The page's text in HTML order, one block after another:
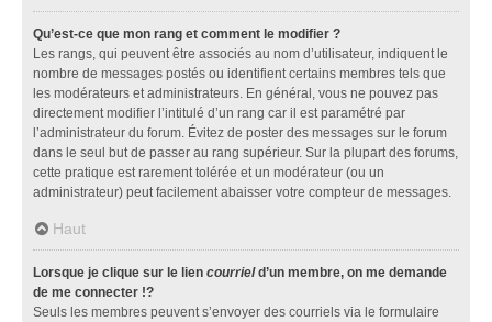
Qu’est-ce que mon rang et comment le modifier ?
Les rangs, qui peuvent être associés au nom d’utilisateur, indiquent le
nombre de messages postés ou identifient certains membres tels que
les modérateurs et administrateurs. En général, vous ne pouvez pas
directement modifier l’intitulé d’un rang car il est paramétré par
l’administrateur du forum. Évitez de poster des messages sur le forum
dans le seul but de passer au rang supérieur. Sur la plupart des forums,
cette pratique est rarement tolérée et un modérateur (ou un
administrateur) peut facilement abaisser votre compteur de messages.
Haut
Lorsque je clique sur le lien courrield’un membre, on me demande
de me connecter !?
Seuls les membres peuvent s’envoyer des courriels via le formulaire